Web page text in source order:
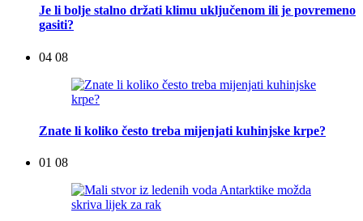
Je li bolje stalno držati klimu uključenom ili je povremeno
gasiti?
04 08
Znate li koliko često treba mijenjati kuhinjske krpe?
01 08